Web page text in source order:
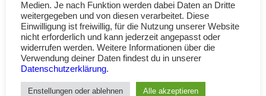
Medien. Je nach Funktion werden dabei Daten an Dritte
weitergegeben und von diesen verarbeitet. Diese
Einwilligung ist freiwillig, für die Nutzung unserer Website
nicht erforderlich und kann jederzeit angepasst oder
widerrufen werden. Weitere Informationen über die
Verwendung deiner Daten findest du in unserer
Datenschutzerklärung.
Enstellungen oder ablehnen Alle akzeptieren